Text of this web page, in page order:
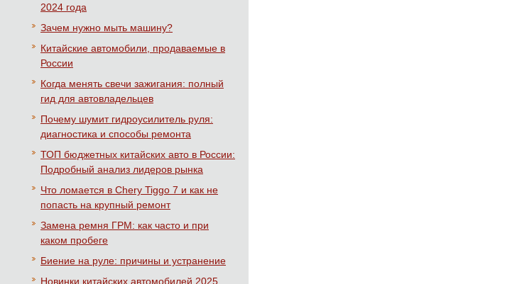
2024 года
Зачем нужно мыть машину?
Китайские автомобили, продаваемые в
России
Когда менять свечи зажигания: полный
гид для автовладельцев
Почему шумит гидроусилитель руля:
диагностика и способы ремонта
ТОП бюджетных китайских авто в России:
Подробный анализ лидеров рынка
Что ломается в Chery Tiggo 7 и как не
попасть на крупный ремонт
Замена ремня ГРМ: как часто и при
каком пробеге
Биение на руле: причины и устранение
Новинки китайских автомобилей 2025